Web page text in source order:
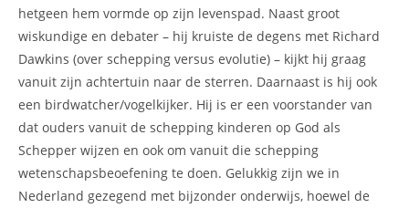
hetgeen hem vormde op zijn levenspad. Naast groot
wiskundige en debater – hij kruiste de degens met Richard
Dawkins (over schepping versus evolutie) – kijkt hij graag
vanuit zijn achtertuin naar de sterren. Daarnaast is hij ook
een birdwatcher/vogelkijker. Hij is er een voorstander van
dat ouders vanuit de schepping kinderen op God als
Schepper wijzen en ook om vanuit die schepping
wetenschapsbeoefening te doen. Gelukkig zijn we in
Nederland gezegend met bijzonder onderwijs, hoewel de